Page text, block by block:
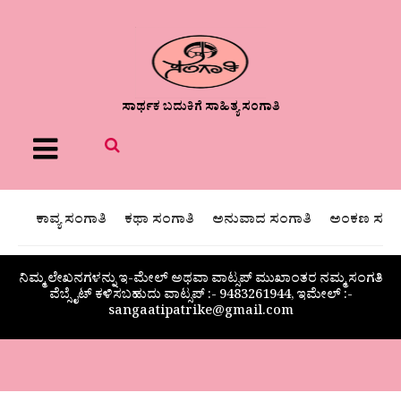
ಸಾರ್ಥಕ ಬದುಕಿಗೆ ಸಾಹಿತ್ಯ ಸಂಗಾತಿ
Menu
ಕಾವ್ಯ ಸಂಗಾತಿ ಕಥಾ ಸಂಗಾತಿ ಅನುವಾದ ಸಂಗಾತಿ ಅಂಕಣ
ನಿಮ್ಮ ಲೇಖನಗಳನ್ನು ಇ-ಮೇಲ್ ಅಥವಾ ವಾಟ್ಸಪ್ ಮುಖಾಂತರ ನಮ್ಮ ಸಂಗತಿ
ವೆಬ್ಸೈಟ್ ಕಳಿಸಬಹುದು ವಾಟ್ಸಪ್‌ :- 9483261944, ಇಮೇಲ್ :-
sangaatipatrike@gmail.com